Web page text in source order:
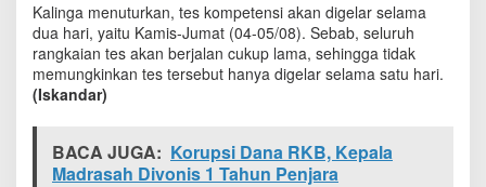
t
Kalinga menuturkan, tes kompetensi akan digelar selama
dua hari, yaitu Kamis-Jumat (04-05/08). Sebab, seluruh
rangkaian tes akan berjalan cukup lama, sehingga tidak
memungkinkan tes tersebut hanya digelar selama satu hari.
(Iskandar)
BACA JUGA: Korupsi Dana RKB, Kepala
Madrasah Divonis 1 Tahun Penjara